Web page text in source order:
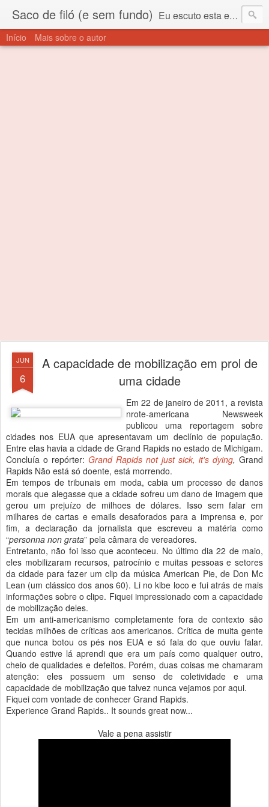
Saco de filó (e sem fundo) Eu escuto esta expressão "saco de filó" desde criança. Para quem não sabe, filó é um tecido todo furadinho e permite que um saco feito com ele, mesmo que muito exposto ao ar soprado para dentro, nunca vai se encher. Aí está o propósito deste nome... Para viver em sociedade tem que ter saco de filó.
Início Mais sobre o autor
JUN
6
A capacidade de mobilização em prol de
uma cidade
Em 22 de janeiro de 2011, a revista
nrote-americana Newsweek
publicou uma reportagem sobre
cidades nos EUA que apresentavam um declínio de população.
Entre elas havia a cidade de Grand Rapids no estado de Michigam.
Concluía o repórter: Grand Rapids not just sick, it's dying, Grand
Rapids Não está só doente, está morrendo.
Em tempos de tribunais em moda, cabia um processo de danos
morais que alegasse que a cidade sofreu um dano de imagem que
gerou um prejuízo de milhoes de dólares. Isso sem falar em
milhares de cartas e emails desaforados para a imprensa e, por
fim, a declaração da jornalista que escreveu a matéria como
“personna non grata” pela câmara de vereadores.
Entretanto, não foi isso que aconteceu. No último dia 22 de maio,
eles mobilizaram recursos, patrocínio e muitas pessoas e setores
da cidade para fazer um clip da música American Pie, de Don Mc
Lean (um clássico dos anos 60). Li no kibe loco e fui atrás de mais
informações sobre o clipe. Fiquei impressionado com a capacidade
de mobilização deles.
Em um anti-americanismo completamente fora de contexto são
tecidas milhões de críticas aos americanos. Crítica de muita gente
que nunca botou os pés nos EUA e só fala do que ouviu falar.
Quando estive lá aprendi que era um país como qualquer outro,
cheio de qualidades e defeitos. Porém, duas coisas me chamaram
atenção: eles possuem um senso de coletividade e uma
capacidade de mobilização que talvez nunca vejamos por aqui.
Fiquei com vontade de conhecer Grand Rapids.
Experience Grand Rapids.. It sounds great now...
Vale a pena assistir